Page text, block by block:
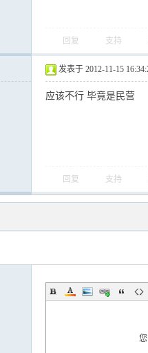
回复 支持
发表于 2012-11-15
应该不行 毕竟是民营
回复 支持